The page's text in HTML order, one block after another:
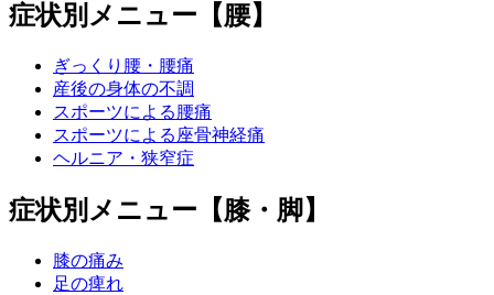
症状別メニュー【腰】
ぎっくり腰・腰痛
産後の身体の不調
スポーツによる腰痛
スポーツによる座骨神経痛
ヘルニア・狭窄症
症状別メニュー【膝・脚】
膝の痛み
足の痺れ